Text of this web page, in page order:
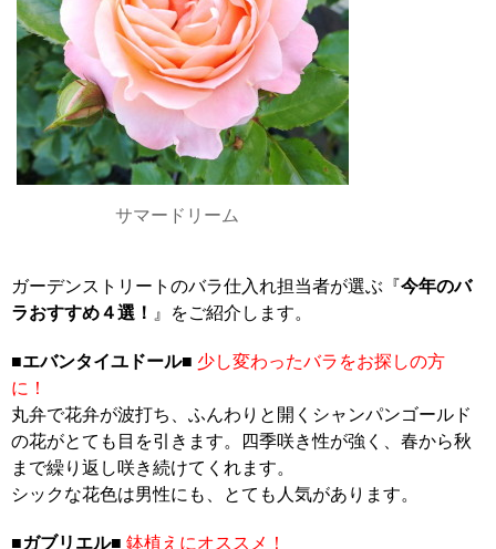
サマードリーム
ガーデンストリートのバラ仕入れ担当者が選ぶ『今年のバ
ラおすすめ４選！ 』をご紹介します。
■エバンタイユドール■ 少し変わったバラをお探しの方
に！
丸弁で花弁が波打ち、ふんわりと開くシャンパンゴールド
の花がとても目を引きます。四季咲き性が強く、春から秋
まで繰り返し咲き続けてくれます。
シックな花色は男性にも、とても人気があります。
■ガブリエル■ 鉢植えにオススメ！